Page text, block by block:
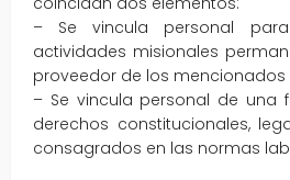
– Se vincula personal
actividades misionales
proveedor de los mencionados
– Se vincula personal de una
derechos constitucionales,
consagrados en las normas